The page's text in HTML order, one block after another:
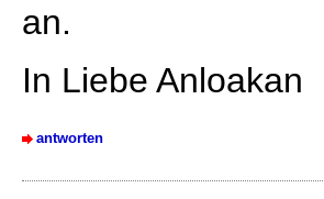
an.
In Liebe Anloakan
antworten